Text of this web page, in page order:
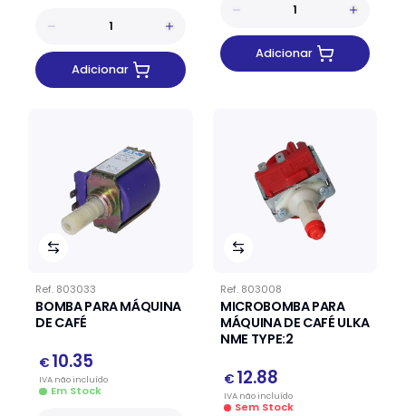
Adicionar
Adicionar
Ref. 803033
BOMBA PARA MÁQUINA
DE CAFÉ
€ 10.35
IVA nãoincluído
Em Stock
Ref. 803008
MICROBOMBA PARA
MÁQUINA DE CAFÉ ULKA
NME TYPE:2
€ 12.88
IVA nãoincluído
Sem Stock